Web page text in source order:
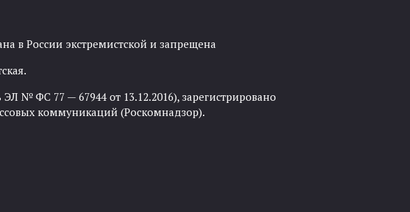
в России экстремистской и запрещена
№ ФС 77 — 67944 от 13.12.2016), зарегистрировано
коммуникаций (Роскомнадзор).